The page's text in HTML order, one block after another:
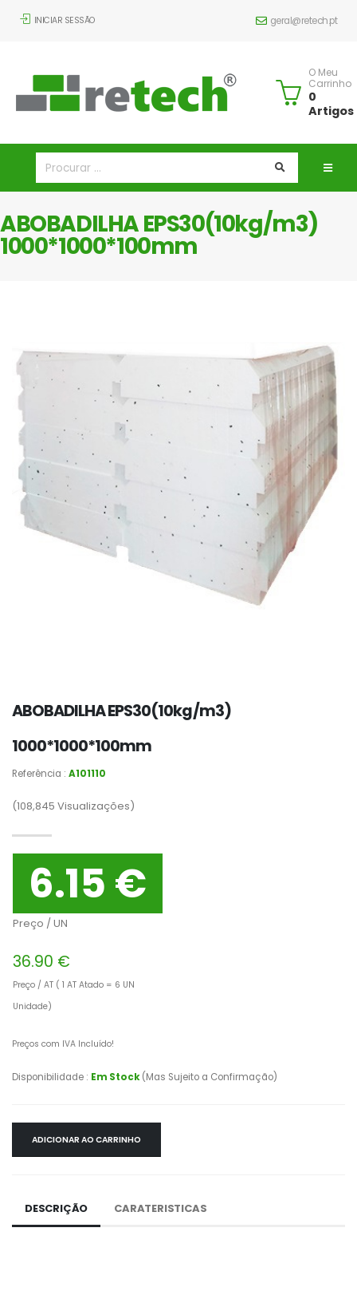
INICIAR SESSÃO geral@retech.pt
O Meu
Carrinho
0
Artigos
ABOBADILHA EPS30(10kg/m3)
1000*1000*100mm
ABOBADILHA EPS30(10kg/m3)
1000*1000*100mm
Referência : A101110
(108,845 Visualizações)
6.15 €
Preço / UN
36.90 €
Preço / AT ( 1 AT Atado = 6 UN
Unidade)
Preços com IVA Incluído!
Disponibilidade : Em Stock(Mas Sujeito a Confirmação)
ADICIONAR AO CARRINHO
DESCRIÇÃO CARATERISTICAS